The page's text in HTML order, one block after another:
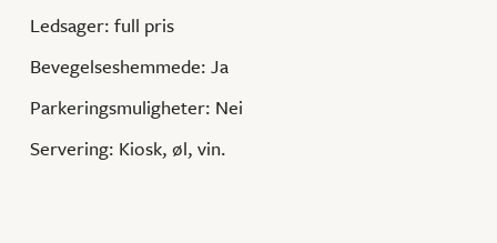
Ledsager: full pris
Bevegelseshemmede: Ja
Parkeringsmuligheter: Nei
Servering: Kiosk, øl, vin.